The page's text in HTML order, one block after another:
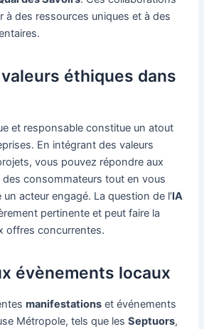
à des ressources uniques et à des
éthiques dans
et responsable constitue un atout
En intégrant des valeurs
vous pouvez répondre aux
consommateurs tout en vous
acteur engagé. La question de l’IA
pertinente et peut faire la
offres concurrentes.
évènements locaux
manifestations et événements
Métropole, tels que lesSeptuors,